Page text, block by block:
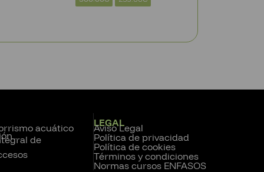
acuático
de
LEGAL
Aviso Legal
Política de privacidad
Política de cookies
Términos y condiciones
Normas cursos ENFASOS